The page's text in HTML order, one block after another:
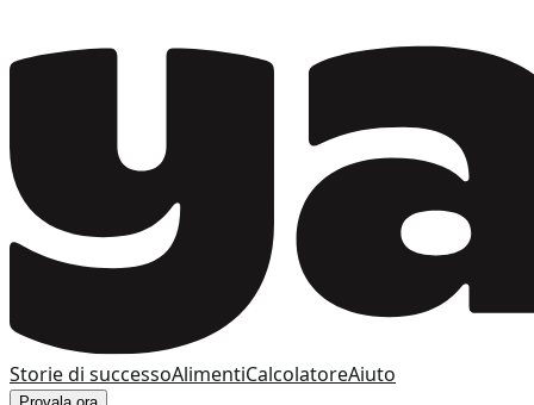
Storie di successoAlimentiCalcolatoreAiuto